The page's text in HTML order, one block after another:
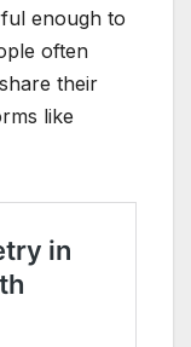
enough to
often
their
like